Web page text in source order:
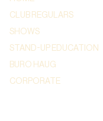
CLUB REGULARS
SHOWS
STAND-UP EDUCATION
BURO HAUG
CORPORATE